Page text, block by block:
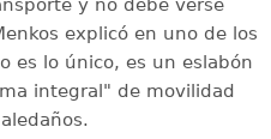
y no debe verse
explicó en uno de los
es lo único, es un eslabón
integral" de movilidad